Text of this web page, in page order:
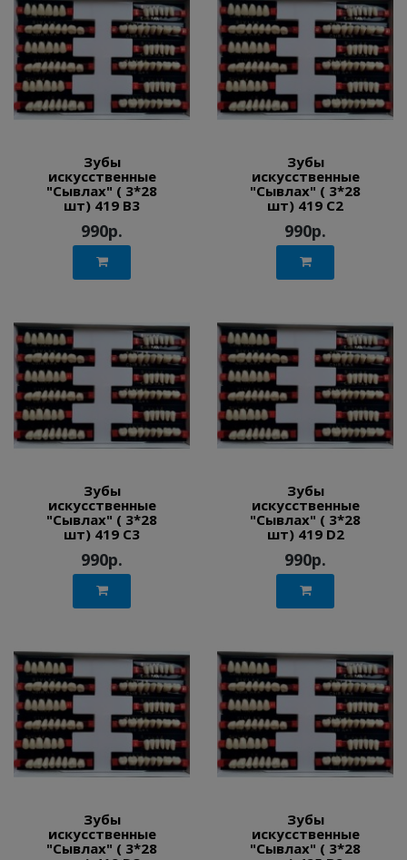
Зубы
искусственные
"Сывлах" ( 3*28
шт) 419 B3
990р.
Зубы
искусственные
"Сывлах" ( 3*28
шт) 419 C2
990р.
Зубы
искусственные
"Сывлах" ( 3*28
шт) 419 C3
990р.
Зубы
искусственные
"Сывлах" ( 3*28
шт) 419 D2
990р.
Зубы
искусственные
"Сывлах" ( 3*28
Зубы
искусственные
"Сывлах" ( 3*28